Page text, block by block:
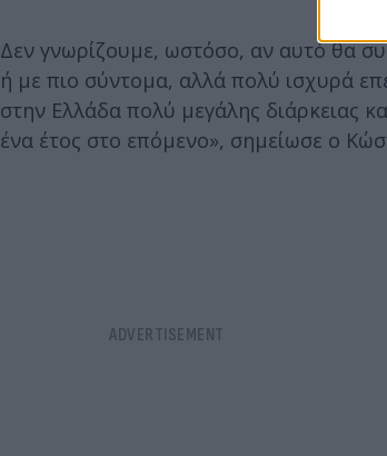
Δεν γνωρίζουμε, ωστόσο, αν αυτό θα
ή με πιο σύντομα, αλλά πολύ ισχυρά
στην Ελλάδα πολύ μεγάλης διάρκειας
ένα έτος στο επόμενο», σημείωσε ο